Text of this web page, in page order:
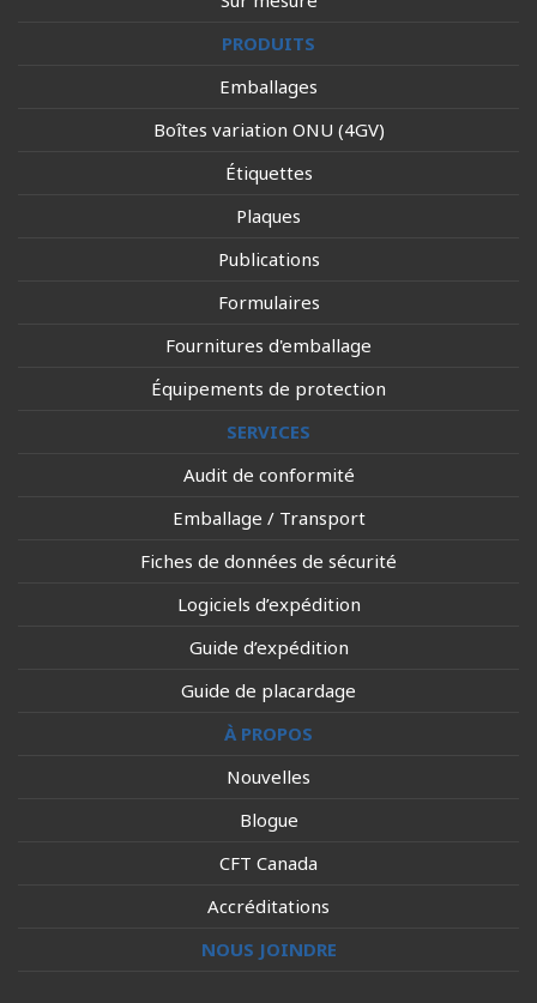
PRODUITS
Emballages
Boîtes variation ONU (4GV)
Étiquettes
Plaques
Publications
Formulaires
Fournitures d'emballage
Équipements de protection
SERVICES
Audit de conformité
Emballage / Transport
Fiches de données de sécurité
Logiciels d’expédition
Guide d’expédition
Guide de placardage
À PROPOS
Nouvelles
Blogue
CFT Canada
Accréditations
NOUS JOINDRE